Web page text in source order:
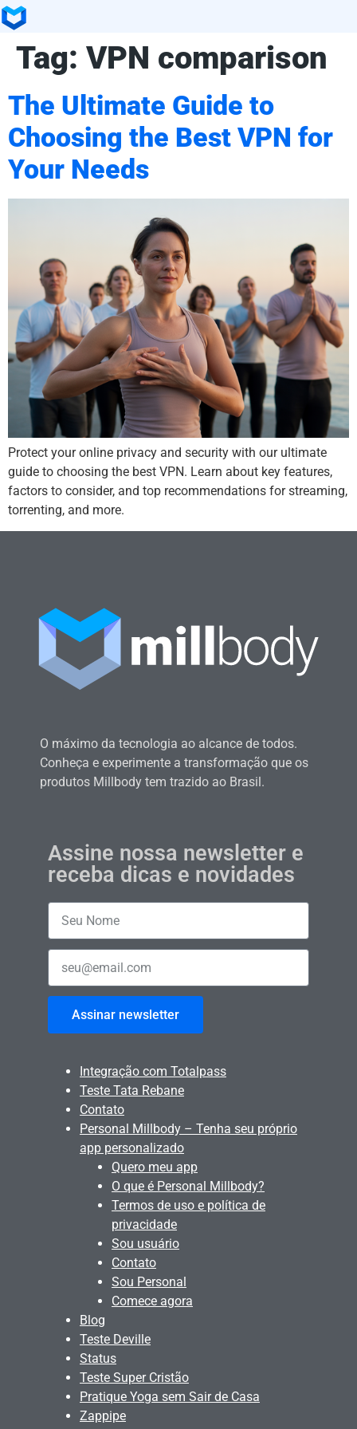
Tag: VPN comparison
The Ultimate Guide to
Choosing the Best VPN for
Your Needs
Protect your online privacy and security with our ultimate
guide to choosing the best VPN. Learn about key features,
factors to consider, and top recommendations for streaming,
torrenting, and more.
O máximo da tecnologia ao alcance de todos.
Conheça e experimente a transformação que os
produtos Millbody tem trazido ao Brasil.
Assine nossa newsletter e
receba dicas e novidades
Assinar newsletter
Integração com Totalpass
Teste Tata Rebane
Contato
Personal Millbody – Tenha seu próprio
app personalizado
Quero meu app
O que é Personal Millbody?
Termos de uso e política de
privacidade
Sou usuário
Contato
Sou Personal
Comece agora
Blog
Teste Deville
Status
Teste Super Cristão
Pratique Yoga sem Sair de Casa
Zappipe